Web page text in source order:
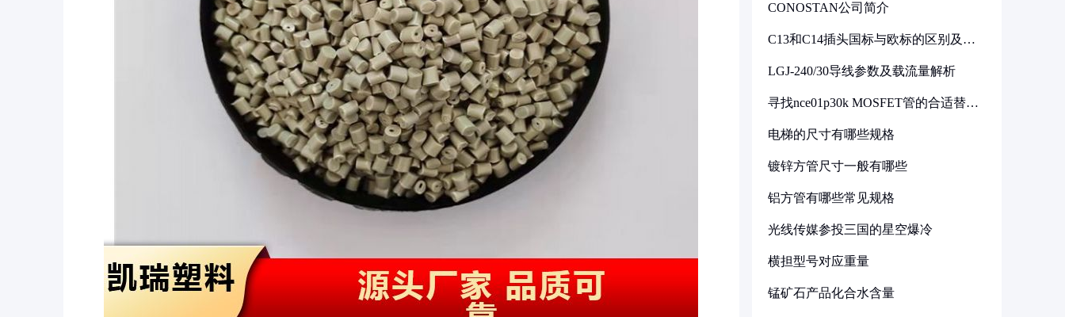
CONOSTAN公司简介
C13和C14插头国标与欧标的区别及其
LGJ-240/30导线参数及载流量解析
寻找nce01p30k MOSFET管的合适替代
电梯的尺寸有哪些规格
镀锌方管尺寸一般有哪些
铝方管有哪些常见规格
光线传媒参投三国的星空爆冷
横担型号对应重量
锰矿石产品化合水含量